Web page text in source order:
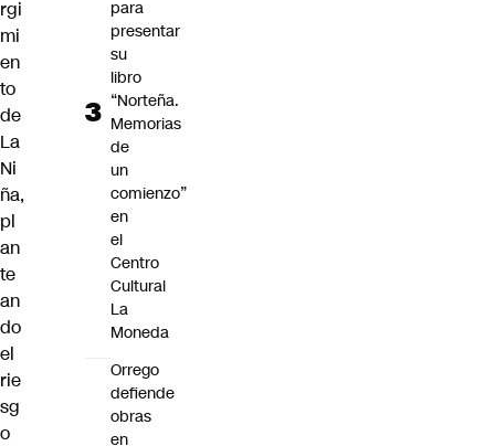
rgi
mi
en
to
de
La
Ni
ña,
pl
an
te
an
do
el
rie
sg
o
para
presentar
su
libro
“Norteña.
Memorias
de
un
comienzo”
en
el
Centro
Cultural
La
Moneda
Orrego
defiende
obras
en